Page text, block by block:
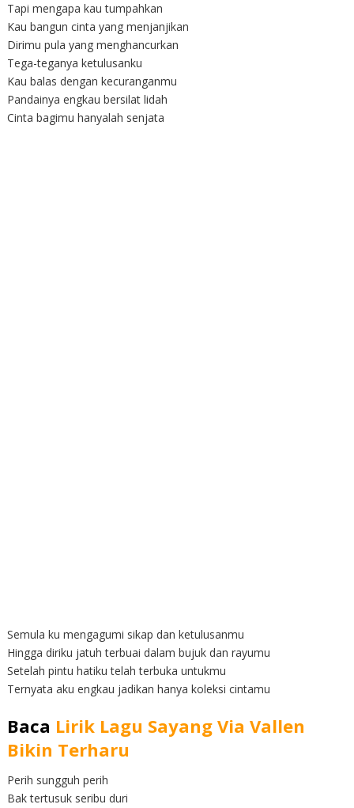
Tapi mengapa kau tumpahkan
Kau bangun cinta yang menjanjikan
Dirimu pula yang menghancurkan
Tega-teganya ketulusanku
Kau balas dengan kecuranganmu
Pandainya engkau bersilat lidah
Cinta bagimu hanyalah senjata
Semula ku mengagumi sikap dan ketulusanmu
Hingga diriku jatuh terbuai dalam bujuk dan rayumu
Setelah pintu hatiku telah terbuka untukmu
Ternyata aku engkau jadikan hanya koleksi cintamu
Baca Lirik Lagu Sayang Via Vallen
Bikin Terharu
Perih sungguh perih
Bak tertusuk seribu duri